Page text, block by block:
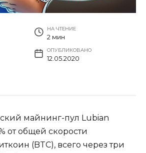
НА ЧТЕНИЕ
2 мин
ОПУБЛИКОВАНО
12.05.2020
майнинг-пул Lubian
от общей скорости
(BTC), всего через три